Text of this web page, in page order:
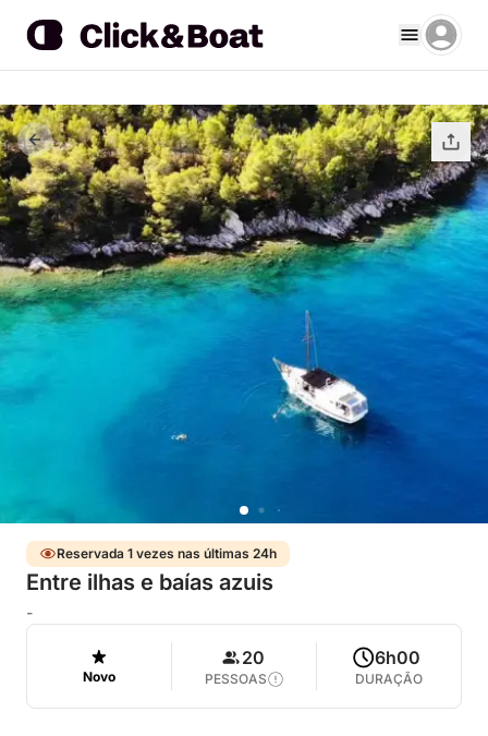
Reservada 1 vezes nas últimas 24h
Entre ilhas e baías azuis
-
Novo
20
PESSOAS
6h00
DURAÇÃO